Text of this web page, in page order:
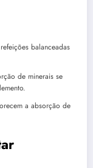
balanceadas
de minerais se
a absorção de